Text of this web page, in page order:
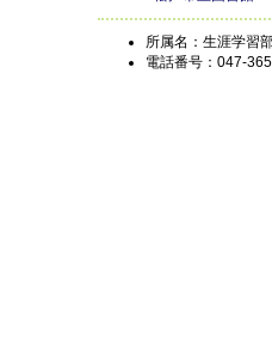
所属名：生涯学習
電話番号：047-